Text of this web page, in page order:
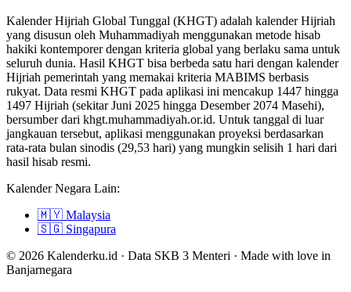
Kalender Hijriah Global Tunggal (KHGT) adalah kalender Hijriah
yang disusun oleh Muhammadiyah menggunakan metode hisab
hakiki kontemporer dengan kriteria global yang berlaku sama untuk
seluruh dunia. Hasil KHGT bisa berbeda satu hari dengan kalender
Hijriah pemerintah yang memakai kriteria MABIMS berbasis
rukyat. Data resmi KHGT pada aplikasi ini mencakup 1447 hingga
1497 Hijriah (sekitar Juni 2025 hingga Desember 2074 Masehi),
bersumber dari khgt.muhammadiyah.or.id. Untuk tanggal di luar
jangkauan tersebut, aplikasi menggunakan proyeksi berdasarkan
rata-rata bulan sinodis (29,53 hari) yang mungkin selisih 1 hari dari
hasil hisab resmi.
Kalender Negara Lain:
🇲🇾 Malaysia
🇸🇬 Singapura
© 2026 Kalenderku.id · Data SKB 3 Menteri · Made with love in
Banjarnegara